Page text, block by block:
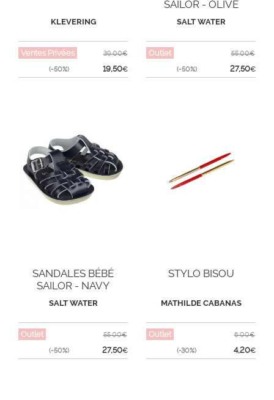
KLEVERING
Ventes Privées
(-50%)
39,00€
19,50€
SAILOR - OLIVE
SALT WATER
Outlet
(-50%)
55,00€
27,50€
SANDALES BÉBÉ
SAILOR - NAVY
SALT WATER
Outlet
(-50%)
55,00€
27,50€
STYLO BISOU
MATHILDE CABANAS
Outlet
(-30%)
6,00€
4,20€